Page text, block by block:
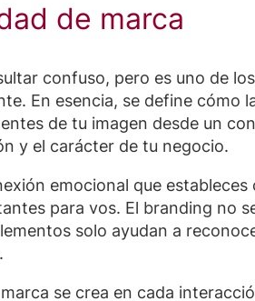
de marca
confuso, pero es uno de
En esencia, se define cómo
de tu imagen desde un
y el carácter de tu negocio.
emocional que
para vos. El branding no
solo ayudan a
se crea en cada